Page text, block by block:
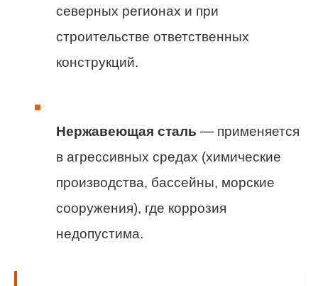
северных регионах и при
строительстве ответственных
конструкций.
Нержавеющая сталь — применяется
в агрессивных средах (химические
производства, бассейны, морские
сооружения), где коррозия
недопустима.